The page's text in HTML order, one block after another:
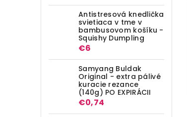
Antistresová knedlička
svietiaca v tme v
bambusovom košíku -
Squishy Dumpling
€6
Samyang Buldak
Original - extra pálivé
kuracie rezance
(140g) PO EXPIRÁCII
€0,74